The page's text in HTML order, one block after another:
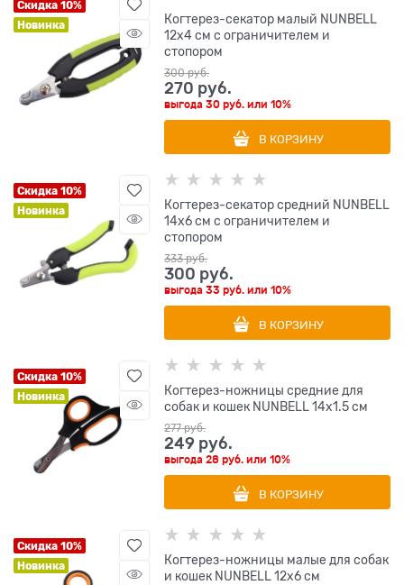
Скидка 10%
Новинка
Когтерез-секатор малый NUNBELL
12х4 см с ограничителем и
стопором
300 руб.
270 руб.
выгода30 руб. или10%
В КОРЗИНУ
Скидка 10%
Новинка
Когтерез-секатор средний NUNBELL
14х6 см с ограничителем и
стопором
333 руб.
300 руб.
выгода33 руб. или10%
В КОРЗИНУ
Скидка 10%
Новинка
Когтерез-ножницы средние для
собак и кошек NUNBELL 14х1.5 см
277 руб.
249 руб.
выгода28 руб. или10%
В КОРЗИНУ
Скидка 10%
Новинка
Когтерез-ножницы малые для собак
и кошек NUNBELL 12х6 см